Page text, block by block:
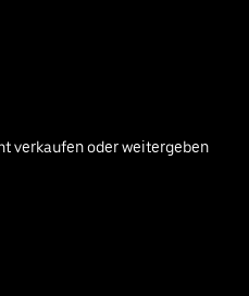
verkaufen oder weitergeben